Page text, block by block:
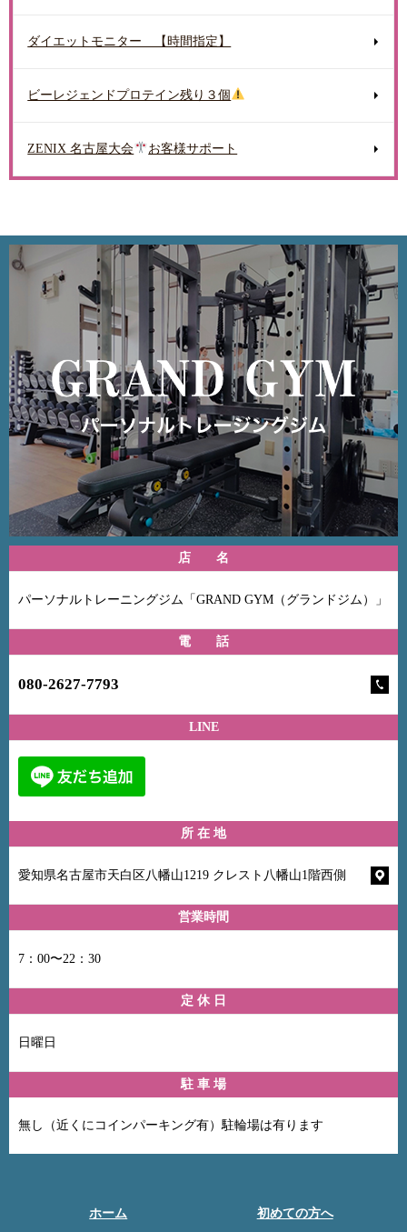
ダイエットモニター 【時間指定】
ビーレジェンドプロテイン残り３個
ZENIX 名古屋大会 お客様サポート
店 名
パーソナルトレーニングジム「GRAND GYM（グランドジム）」
電 話
080-2627-7793
LINE
所 在 地
愛知県名古屋市天白区八幡山1219 クレスト八幡山1階西側
営業時間
7：00〜22：30
定 休 日
日曜日
駐 車 場
無し（近くにコインパーキング有）駐輪場は有ります
ホーム 初めての方へ